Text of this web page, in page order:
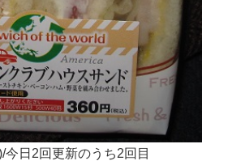
日2回更新のうち2回目